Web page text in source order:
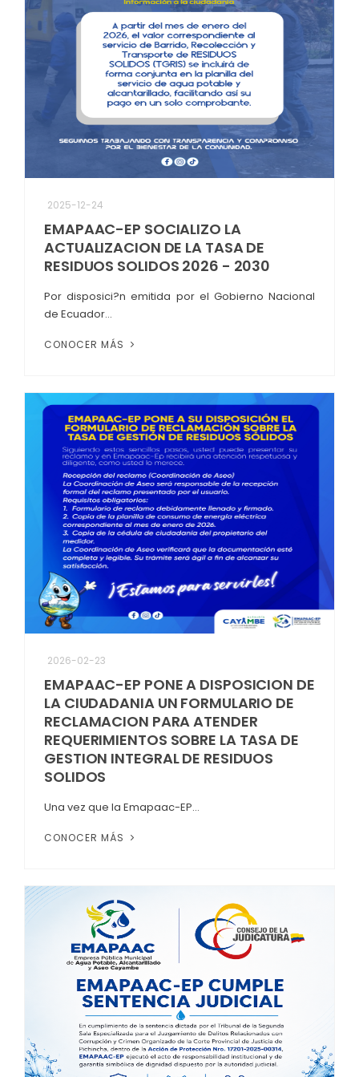
2025-12-24
EMAPAAC-EP SOCIALIZO LA
ACTUALIZACION DE LA TASA DE
RESIDUOS SOLIDOS 2026 - 2030
Por disposici?n emitida por el Gobierno Nacional
de Ecuador...
CONOCER MÁS
2026-02-23
EMAPAAC-EP PONE A DISPOSICION DE
LA CIUDADANIA UN FORMULARIO DE
RECLAMACION PARA ATENDER
REQUERIMIENTOS SOBRE LA TASA DE
GESTION INTEGRAL DE RESIDUOS
SOLIDOS
Una vez que la Emapaac-EP...
CONOCER MÁS